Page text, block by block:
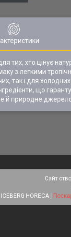
тих, хто цінує
з легкими
так і для
що
природне джерело
Сайт